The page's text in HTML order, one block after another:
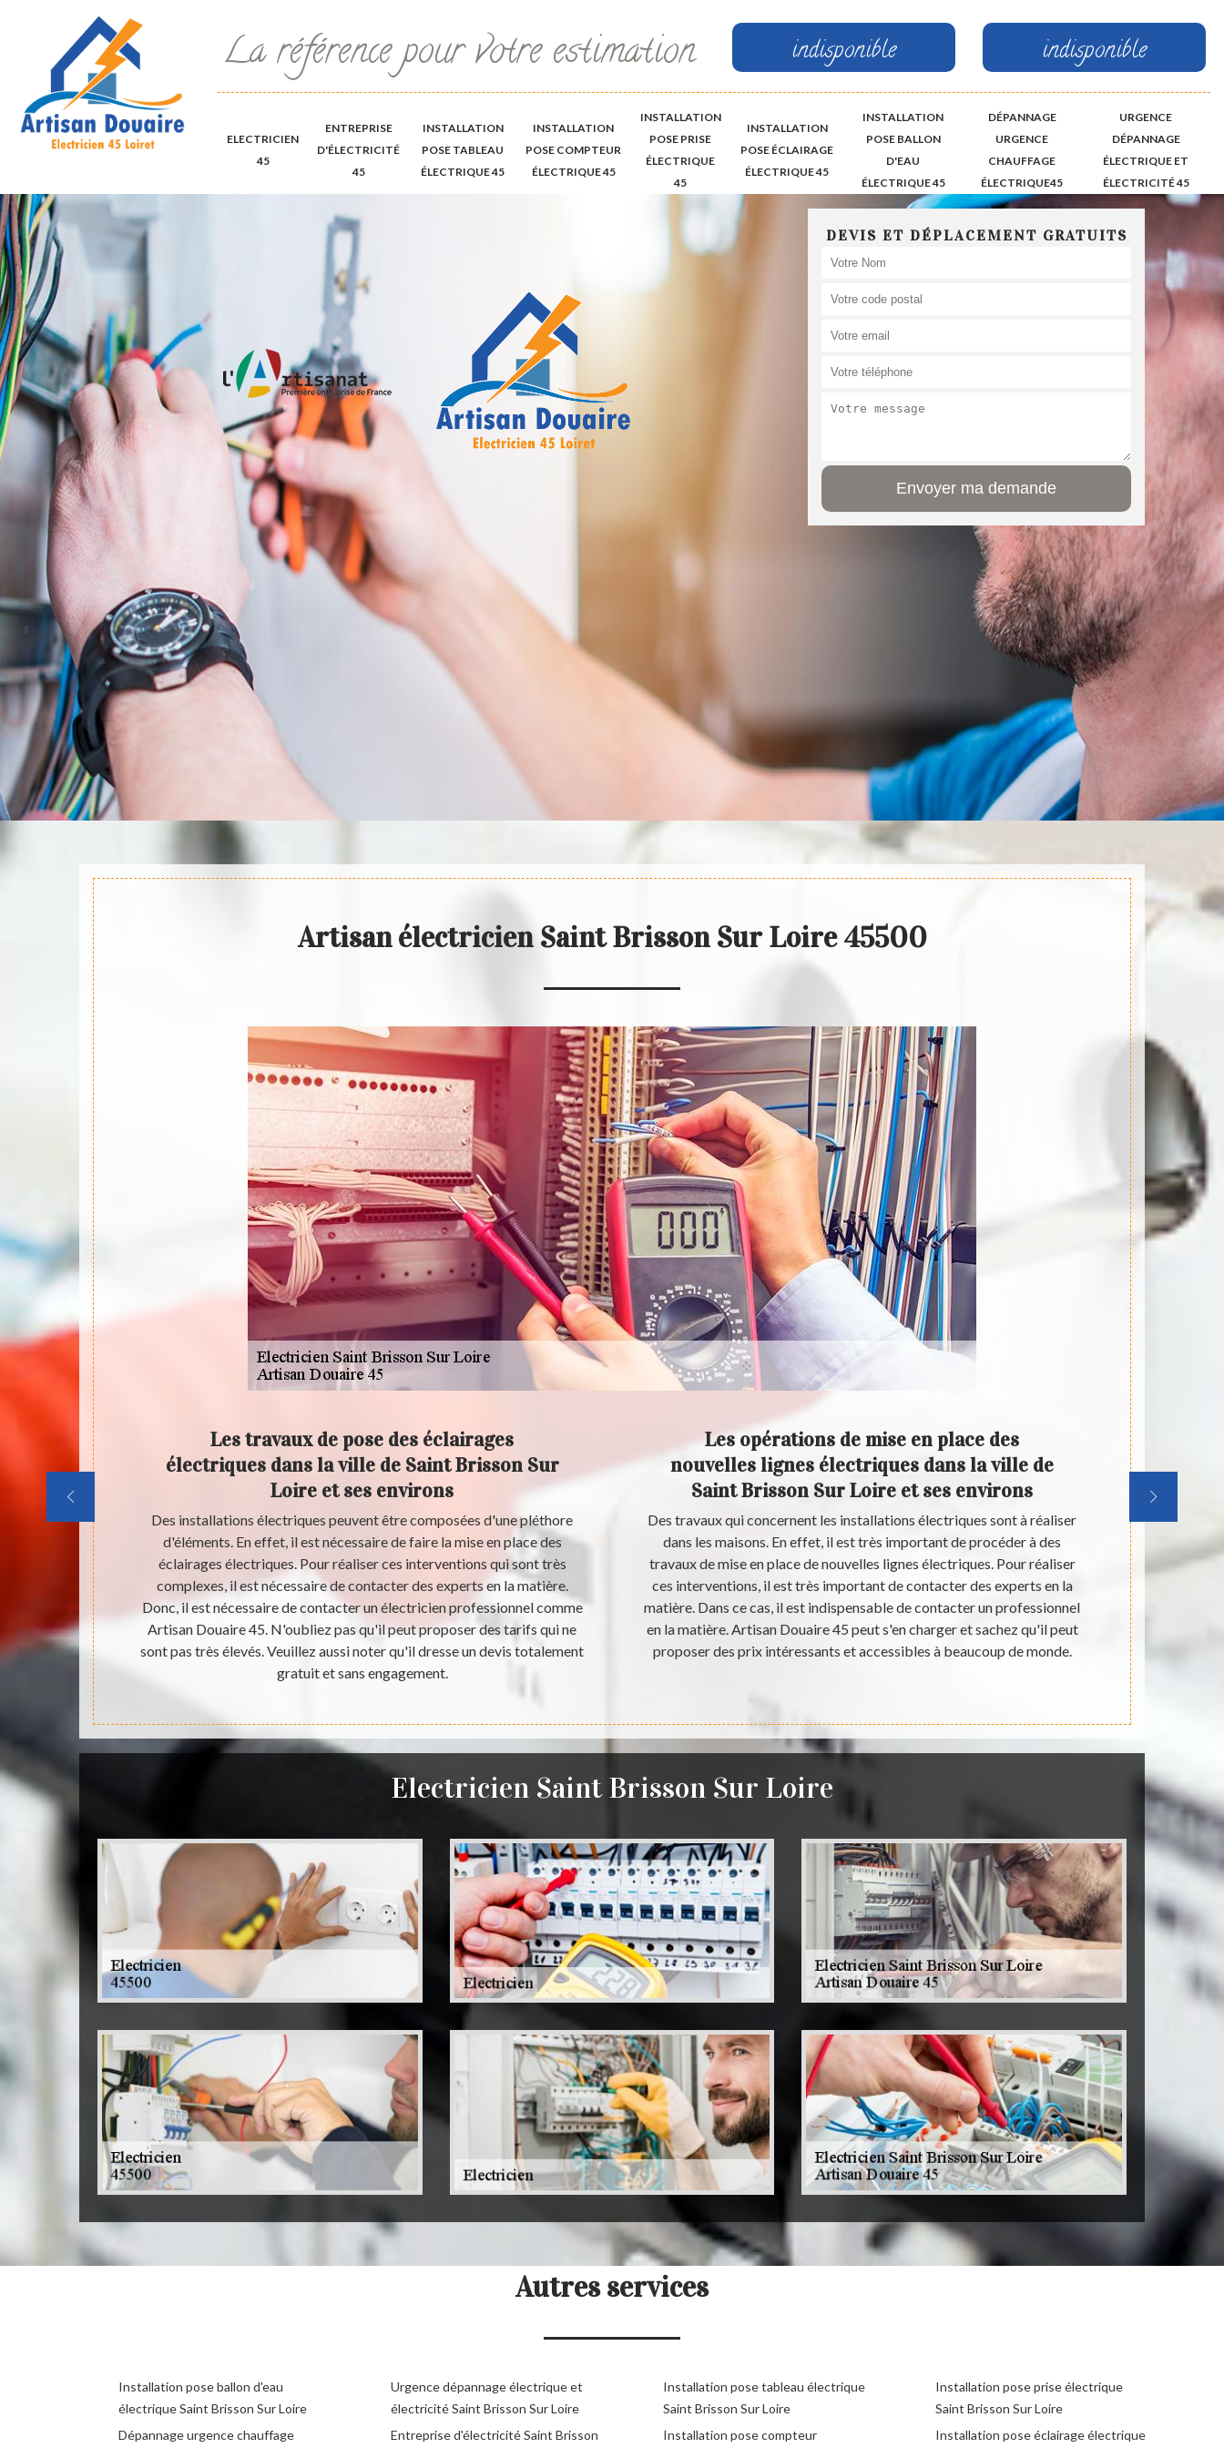
La référence pour votre estimation indisponible indisponible
ELECTRICIEN
45
ENTREPRISE
D'ÉLECTRICITÉ
45
INSTALLATION
POSE TABLEAU
ÉLECTRIQUE 45
INSTALLATION
POSE COMPTEUR
ÉLECTRIQUE 45
INSTALLATION
POSE PRISE
ÉLECTRIQUE
45
INSTALLATION
POSE ÉCLAIRAGE
ÉLECTRIQUE 45
INSTALLATION
POSE BALLON
D'EAU
ÉLECTRIQUE 45
DÉPANNAGE
URGENCE
CHAUFFAGE
ÉLECTRIQUE45
URGENCE
DÉPANNAGE
ÉLECTRIQUE ET
ÉLECTRICITÉ 45
DEVIS ET DÉPLACEMENT GRATUITS
Artisan électricien Saint Brisson Sur Loire 45500
installations
Il
et sans
Les travaux de pose des éclairages
électriques dans la ville de Saint Brisson Sur
Loire et ses environs
Des installations électriques peuvent être composées d'une pléthore
d'éléments. En effet, il est nécessaire de faire la mise en place des
éclairages électriques. Pour réaliser ces interventions qui sont très
complexes, il est nécessaire de contacter des experts en la matière.
Donc, il est nécessaire de contacter un électricien professionnel comme
Artisan Douaire 45. N'oubliez pas qu'il peut proposer des tarifs qui ne
sont pas très élevés. Veuillez aussi noter qu'il dresse un devis totalement
gratuit et sans engagement.
Les opérations de mise en place des
nouvelles lignes électriques dans la ville de
Saint Brisson Sur Loire et ses environs
Des travaux qui concernent les installations électriques sont à réaliser
dans les maisons. En effet, il est très important de procéder à des
travaux de mise en place de nouvelles lignes électriques. Pour réaliser
ces interventions, il est très important de contacter des experts en la
matière. Dans ce cas, il est indispensable de contacter un professionnel
en la matière. Artisan Douaire 45 peut s'en charger et sachez qu'il peut
proposer des prix intéressants et accessibles à beaucoup de monde.
Les
très
Electricien Saint Brisson Sur Loire
Autres services
Installation pose ballon d'eau
électrique Saint Brisson Sur Loire
Dépannage urgence chauffage
Urgence dépannage électrique et
électricité Saint Brisson Sur Loire
Entreprise d'électricité Saint Brisson
Installation pose tableau électrique
Saint Brisson Sur Loire
Installation pose compteur
Installation pose prise électrique
Saint Brisson Sur Loire
Installation pose éclairage électrique